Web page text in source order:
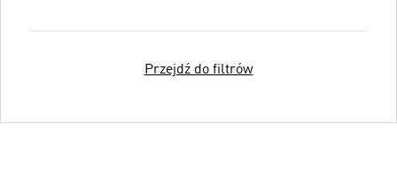
Przejdź do filtrów